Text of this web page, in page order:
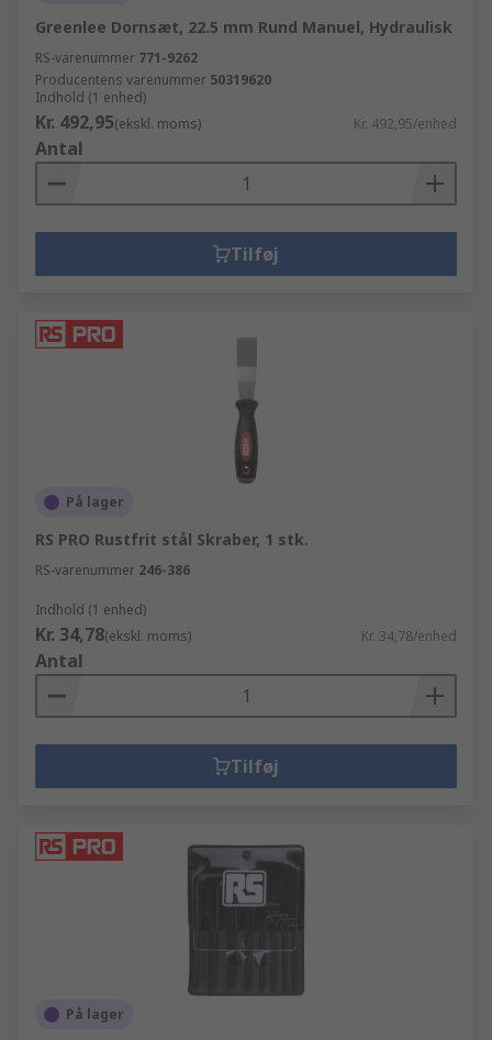
Greenlee Dornsæt, 22.5 mm Rund Manuel, Hydraulisk
RS-varenummer 771-9262
Producentens varenummer 50319620
Indhold (1 enhed)
Kr. 492,95(ekskl. moms) Kr. 492,95/enhed
Antal
Tilføj
På lager
RS PRO Rustfrit stål Skraber, 1 stk.
RS-varenummer 246-386
Indhold (1 enhed)
Kr. 34,78(ekskl. moms) Kr. 34,78/enhed
Antal
Tilføj
På lager